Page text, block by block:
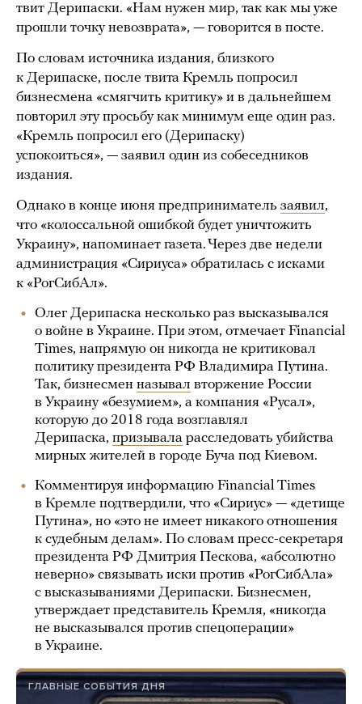
твит Дерипаски. «Нам нужен мир, так как мы уже
прошли точку невозврата», — говорится в посте.
По словам источника издания, близкого
к Дерипаске, после твита Кремль попросил
бизнесмена «смягчить критику» и в дальнейшем
повторил эту просьбу как минимум еще один раз.
«Кремль попросил его (Дерипаску)
успокоиться», — заявил один из собеседников
издания.
Однако в конце июня предприниматель заявил,
что «колоссальной ошибкой будет уничтожить
Украину», напоминает газета. Через две недели
администрация «Сириуса» обратилась с исками
к «РогСибАл».
Олег Дерипаска несколько раз высказывался
о войне в Украине. При этом, отмечает Financial
Times, напрямую он никогда не критиковал
политику президента РФ Владимира Путина.
Так, бизнесмен называл вторжение России
в Украину «безумием», а компания «Русал»,
которую до 2018 года возглавлял
Дерипаска, призывала расследовать убийства
мирных жителей в городе Буча под Киевом.
Комментируя информацию Financial Times
в Кремле подтвердили, что «Сириус» — «детище
Путина», но «это не имеет никакого отношения
к судебным делам». По словам пресс-секретаря
президента РФ Дмитрия Пескова, «абсолютно
неверно» связывать иски против «РогСибАла»
с высказываниями Дерипаски. Бизнесмен,
утверждает представитель Кремля, «никогда
не высказывался против спецоперации»
в Украине.
ГЛАВНЫЕ СОБЫТИЯ ДНЯ